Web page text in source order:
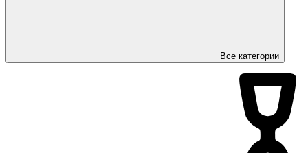
Все категории